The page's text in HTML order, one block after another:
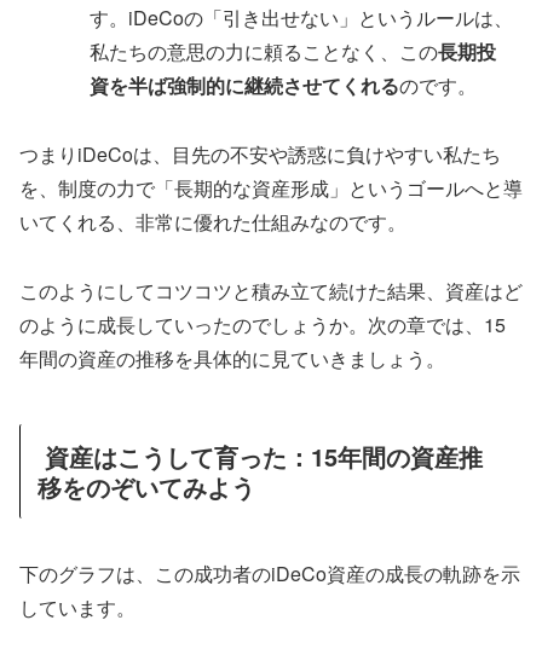
す。iDeCoの「引き出せない」というルールは、
私たちの意思の力に頼ることなく、この長期投
資を半ば強制的に継続させてくれるのです。
つまりiDeCoは、目先の不安や誘惑に負けやすい私たち
を、制度の力で「長期的な資産形成」というゴールへと導
いてくれる、非常に優れた仕組みなのです。
このようにしてコツコツと積み立て続けた結果、資産はど
のように成長していったのでしょうか。次の章では、15
年間の資産の推移を具体的に見ていきましょう。
資産はこうして育った：15年間の資産推
移をのぞいてみよう
下のグラフは、この成功者のiDeCo資産の成長の軌跡を示
しています。